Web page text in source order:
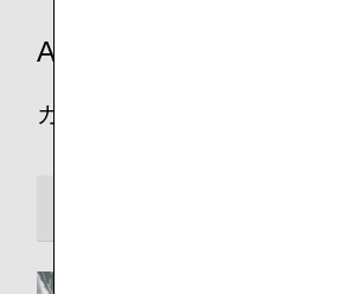
ANA Future Promiseの
カテゴリーから記事を探す